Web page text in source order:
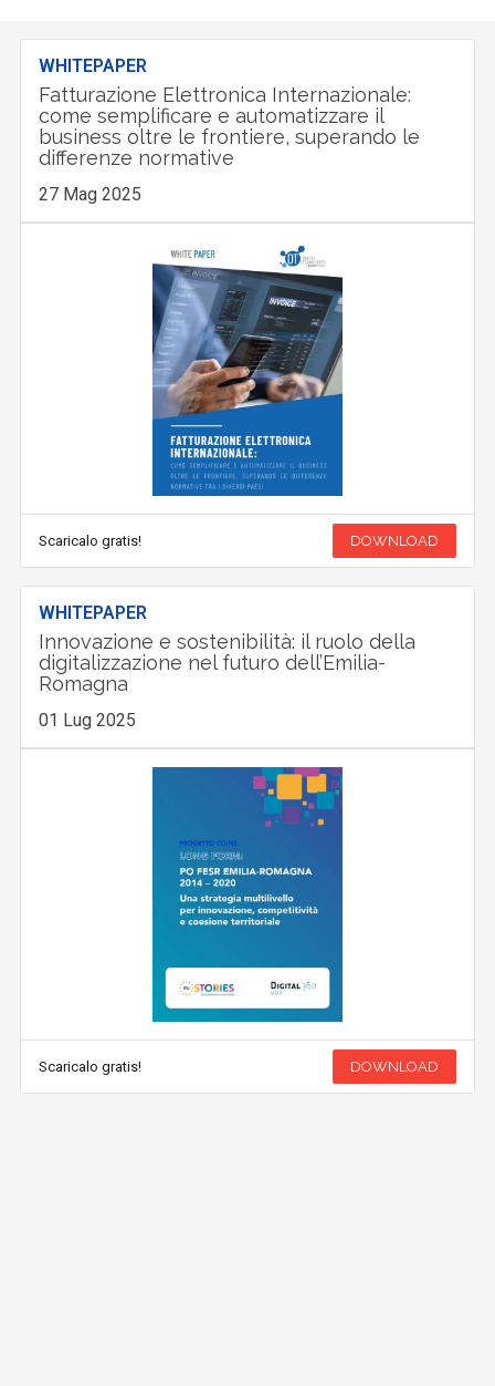
WHITEPAPER
Fatturazione Elettronica Internazionale:
come semplificare e automatizzare il
business oltre le frontiere, superando le
differenze normative
27 Mag 2025
Scaricalo gratis! DOWNLOAD
WHITEPAPER
Innovazione e sostenibilità: il ruolo della
digitalizzazione nel futuro dell’Emilia-
Romagna
01 Lug 2025
Scaricalo gratis! DOWNLOAD